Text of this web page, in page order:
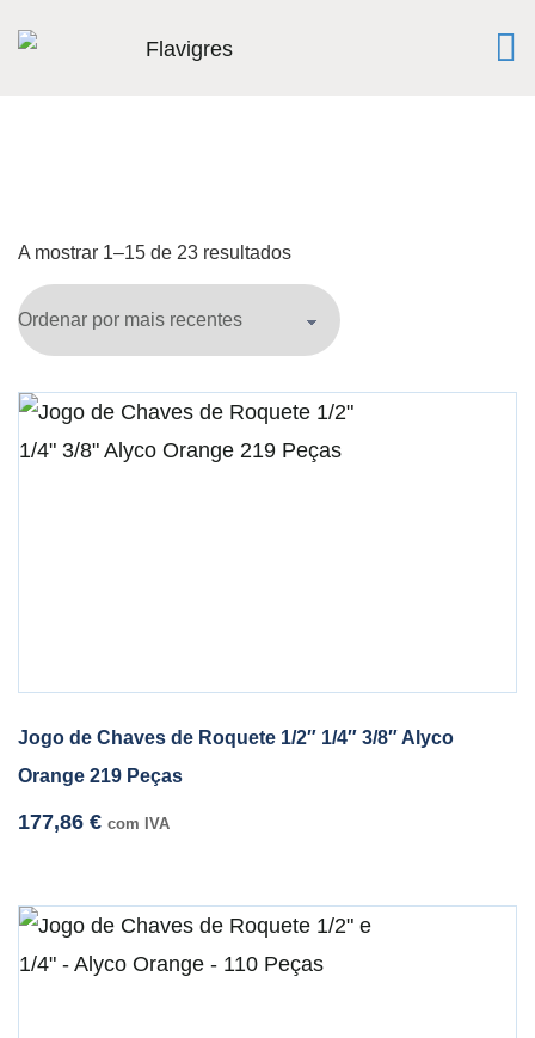
A mostrar 1–15 de 23 resultados
Jogo de Chaves de Roquete 1/2″ 1/4″ 3/8″ Alyco
Orange 219 Peças
177,86 € com IVA